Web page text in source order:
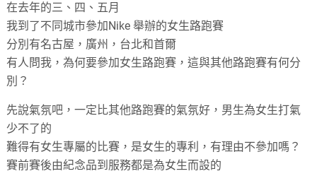
在去年的三、四、五月
我到了不同城市參加Nike 舉辦的女生路跑賽
分別有名古屋，廣州，台北和首爾
有人問我，為何要參加女生路跑賽，這與其他路跑賽有何分
別？
先說氣氛吧，一定比其他路跑賽的氣氛好，男生為女生打氣
少不了的
難得有女生專屬的比賽，是女生的專利，有理由不參加嗎？
賽前賽後由紀念品到服務都是為女生而設的